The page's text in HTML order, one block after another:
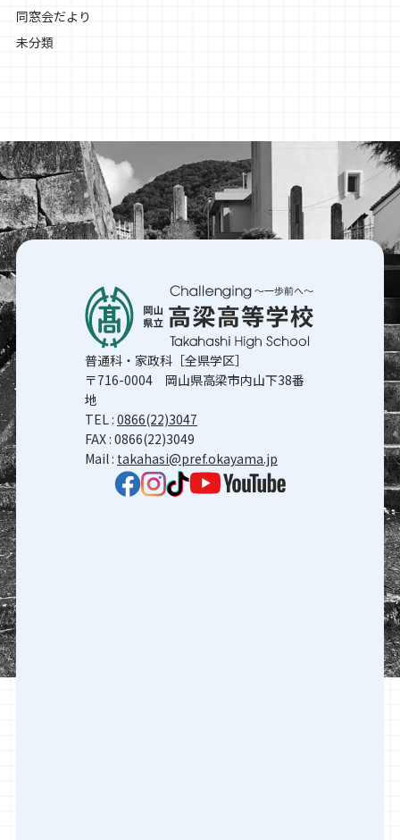
同窓会だより
未分類
普通科・家政科［全県学区］
〒716-0004 岡山県高梁市内山下38番
地
TEL : 0866(22)3047
FAX : 0866(22)3049
Mail : takahasi@pref.okayama.jp